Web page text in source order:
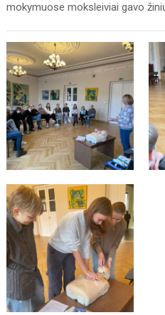
mokymuose moksleiviai gavo